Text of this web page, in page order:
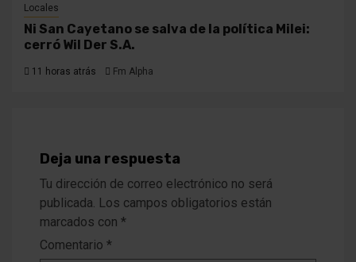
Locales
Ni San Cayetano se salva de la política Milei:
cerró Wil Der S.A.
11 horas atrás Fm Alpha
Deja una respuesta
Tu dirección de correo electrónico no será
publicada. Los campos obligatorios están
marcados con *
Comentario *